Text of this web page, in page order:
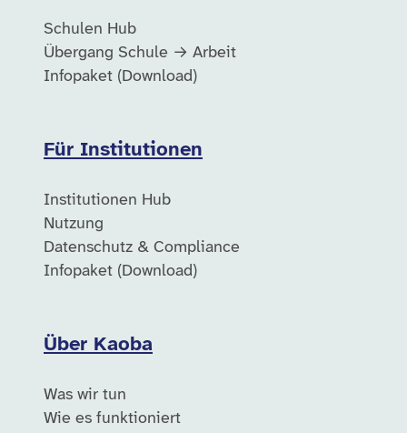
Schulen Hub
Übergang Schule → Arbeit
Infopaket (Download)
Für Institutionen
Institutionen Hub
Nutzung
Datenschutz & Compliance
Infopaket (Download)
Über Kaoba
Was wir tun
Wie es funktioniert